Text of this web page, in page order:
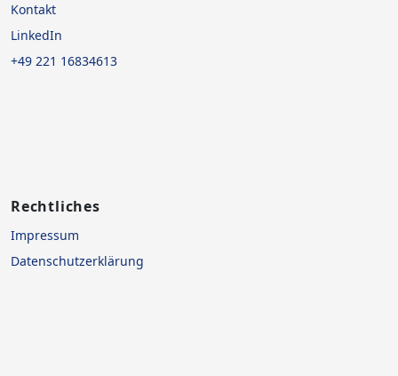
Kontakt
LinkedIn
+49 221 16834613
Rechtliches
Impressum
Datenschutzerklärung